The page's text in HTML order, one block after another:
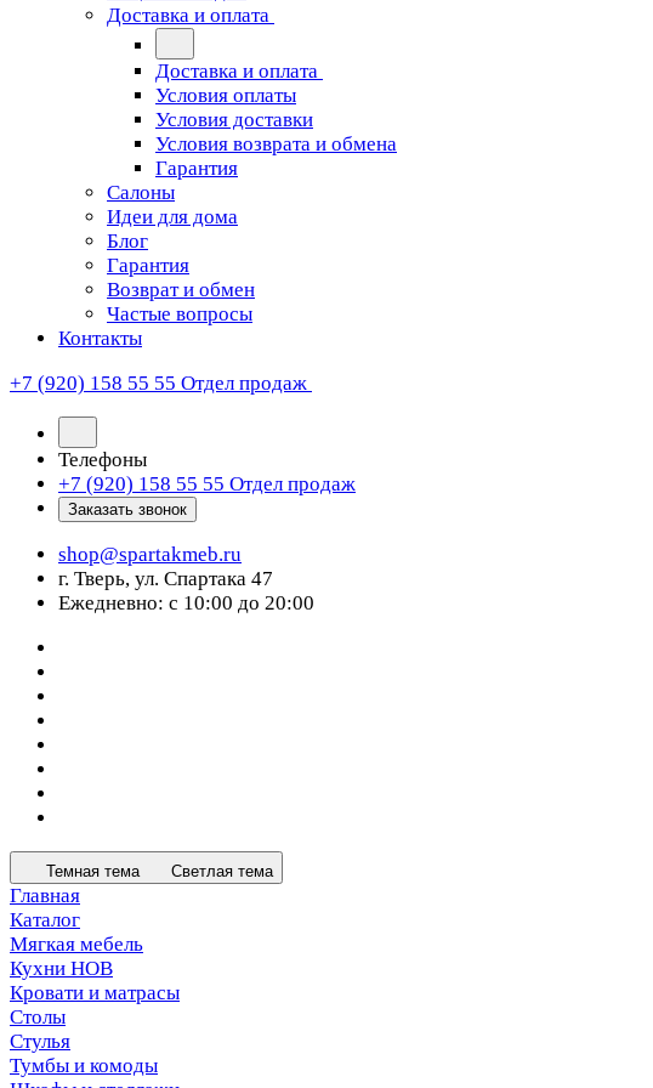
Доставка и оплата
Доставка и оплата
Условия оплаты
Условия доставки
Условия возврата и обмена
Гарантия
Салоны
Идеи для дома
Блог
Гарантия
Возврат и обмен
Частые вопросы
Контакты
+7 (920) 158 55 55 Отдел продаж
Телефоны
+7 (920) 158 55 55 Отдел продаж
Заказать звонок
shop@spartakmeb.ru
г. Тверь, ул. Спартака 47
Ежедневно: с 10:00 до 20:00
Темная тема Светлая тема
Главная
Каталог
Мягкая мебель
Кухни НОВ
Кровати и матрасы
Столы
Стулья
Тумбы и комоды